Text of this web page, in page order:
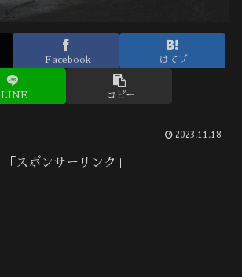
Facebook はてブ
LINE コピー
2023.11.18
「スポンサーリンク」